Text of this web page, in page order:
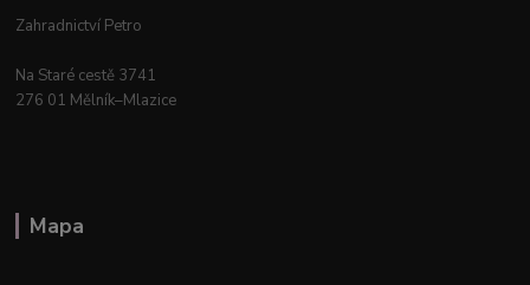
Zahradnictví Petro
Na Staré cestě 3741
276 01 Mělník–Mlazice
Mapa